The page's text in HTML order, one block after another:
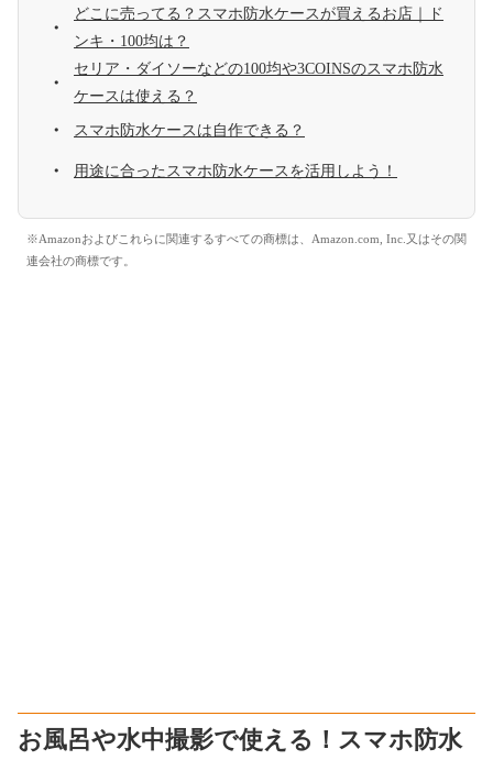
どこに売ってる？スマホ防水ケースが買えるお店｜ド
ンキ・100均は？
セリア・ダイソーなどの100均や3COINSのスマホ防水
ケースは使える？
スマホ防水ケースは自作できる？
用途に合ったスマホ防水ケースを活用しよう！
※Amazonおよびこれらに関連するすべての商標は、Amazon.com, Inc.又はその関
連会社の商標です。
お風呂や水中撮影で使える！スマホ防水